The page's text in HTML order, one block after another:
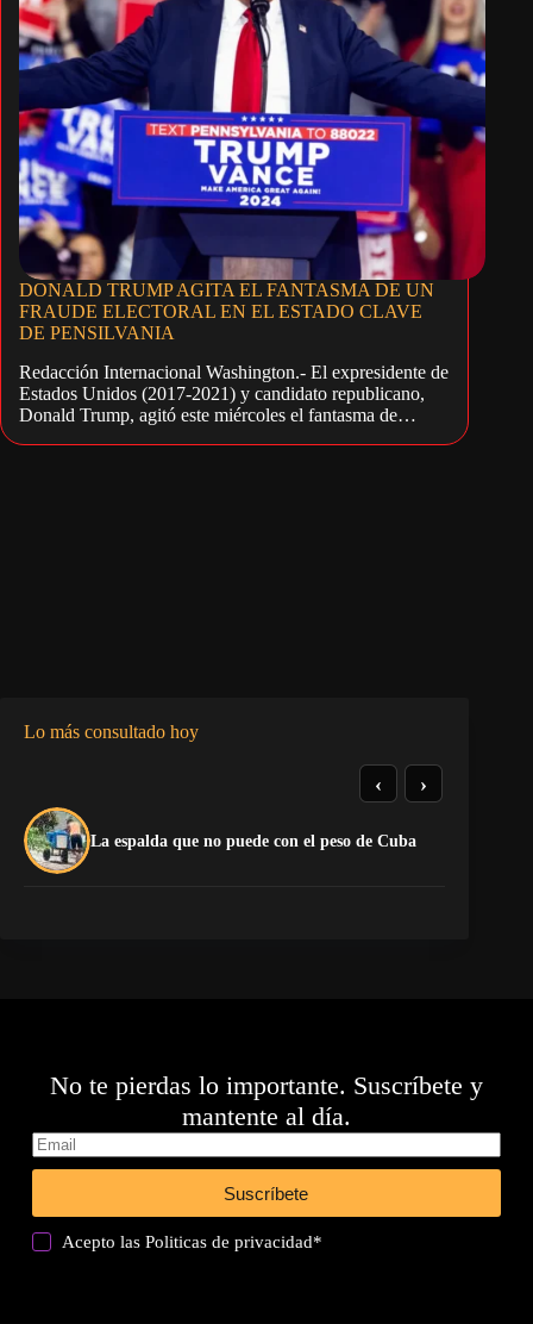
DONALD TRUMP AGITA EL FANTASMA DE UN
FRAUDE ELECTORAL EN EL ESTADO CLAVE
DE PENSILVANIA
Redacción Internacional Washington.- El expresidente de
Estados Unidos (2017-2021) y candidato republicano,
Donald Trump, agitó este miércoles el fantasma de…
Lo más consultado hoy
La espalda que no puede con el peso de Cuba
‹ ›
No te pierdas lo importante. Suscríbete y
mantente al día.
Suscríbete
Acepto lasPoliticas de privacidad*